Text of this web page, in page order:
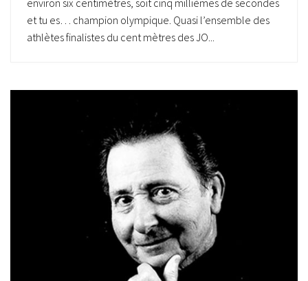
et tu es… champion olympique. Quasi l’ensemble des
athlètes finalistes du cent mètres des JO...